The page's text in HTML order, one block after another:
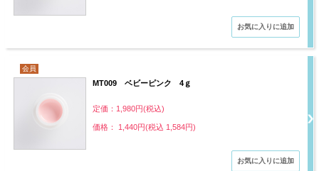
会員
MT009 ベビーピンク 4ｇ
定価：1,980円(税込)
価格： 1,440円(税込 1,584円)